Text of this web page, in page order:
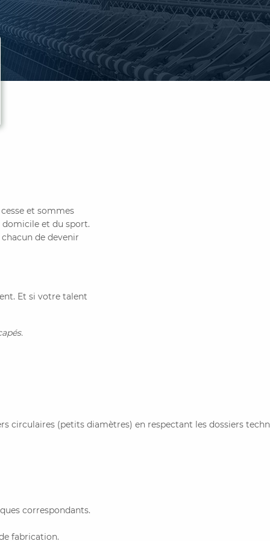
et sommes
domicile et du sport.
de devenir
Et si votre talent
circulaires (petits diamètres) en respectant les dossiers
correspondants.
fabrication.